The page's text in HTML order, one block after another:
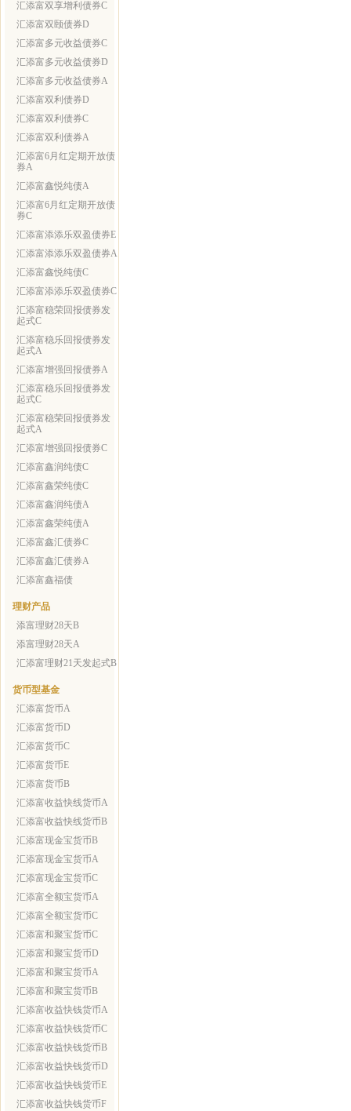
汇添富双享增利债券C
汇添富双颐债券D
汇添富多元收益债券C
汇添富多元收益债券D
汇添富多元收益债券A
汇添富双利债券D
汇添富双利债券C
汇添富双利债券A
汇添富6月红定期开放债
券A
汇添富鑫悦纯债A
汇添富6月红定期开放债
券C
汇添富添添乐双盈债券E
汇添富添添乐双盈债券A
汇添富鑫悦纯债C
汇添富添添乐双盈债券C
汇添富稳荣回报债券发
起式C
汇添富稳乐回报债券发
起式A
汇添富增强回报债券A
汇添富稳乐回报债券发
起式C
汇添富稳荣回报债券发
起式A
汇添富增强回报债券C
汇添富鑫润纯债C
汇添富鑫荣纯债C
汇添富鑫润纯债A
汇添富鑫荣纯债A
汇添富鑫汇债券C
汇添富鑫汇债券A
汇添富鑫福债
理财产品
添富理财28天B
添富理财28天A
汇添富理财21天发起式B
货币型基金
汇添富货币A
汇添富货币D
汇添富货币C
汇添富货币E
汇添富货币B
汇添富收益快线货币A
汇添富收益快线货币B
汇添富现金宝货币B
汇添富现金宝货币A
汇添富现金宝货币C
汇添富全额宝货币A
汇添富全额宝货币C
汇添富和聚宝货币C
汇添富和聚宝货币D
汇添富和聚宝货币A
汇添富和聚宝货币B
汇添富收益快钱货币A
汇添富收益快钱货币C
汇添富收益快钱货币B
汇添富收益快钱货币D
汇添富收益快钱货币E
汇添富收益快钱货币F